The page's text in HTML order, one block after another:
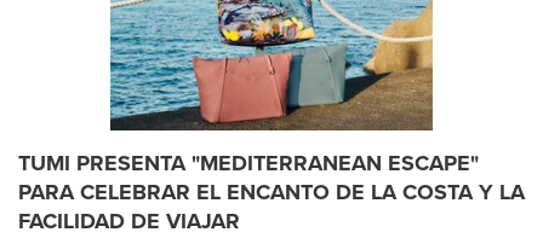
TUMI PRESENTA "MEDITERRANEAN ESCAPE"
PARA CELEBRAR EL ENCANTO DE LA COSTA Y LA
FACILIDAD DE VIAJAR